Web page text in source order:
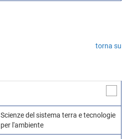
torna su
Scienze del sistema terra e tecnologie
per l'ambiente